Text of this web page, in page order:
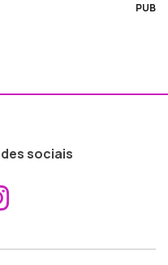
PUB
sociais
ao